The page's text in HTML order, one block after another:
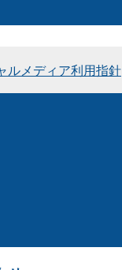
ルメディア利用指針